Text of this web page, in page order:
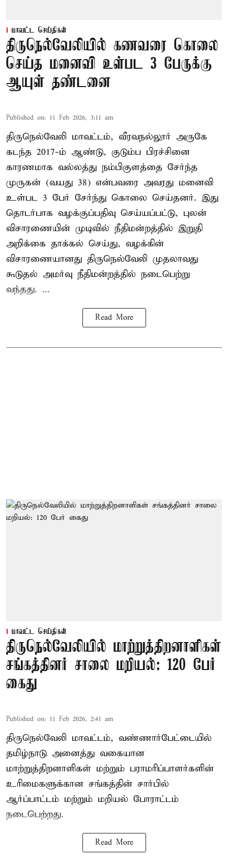
மாவட்ட செய்திகள்
திருநெல்வேலியில் கணவரை கொலை
செய்த மனைவி உள்பட 3 பேருக்கு
ஆயுள் தண்டனை
Published on: 11 Feb 2026, 3:11 am
திருநெல்வேலி மாவட்டம், வீரவநல்லூர் அருகே
கடந்த 2017-ம் ஆண்டு, குடும்ப பிரச்சினை
காரணமாக வல்லத்து நம்பிகுளத்தை சேர்ந்த
முருகன் (வயது 38) என்பவரை அவரது மனைவி
உள்பட 3 பேர் சேர்ந்து கொலை செய்தனர். இது
தொடர்பாக வழக்குப்பதிவு செய்யப்பட்டு, புலன்
விசாரணையின் முடிவில் நீதிமன்றத்தில் இறுதி
அறிக்கை தாக்கல் செய்து, வழக்கின்
விசாரணையானது திருநெல்வேலி முதலாவது
கூடுதல் அமர்வு நீதிமன்றத்தில் நடைபெற்று
வந்தது. ...
Read More
மாவட்ட செய்திகள்
திருநெல்வேலியில் மாற்றுத்திறனாளிகள்
சங்கத்தினர் சாலை மறியல்: 120 பேர்
கைது
Published on: 11 Feb 2026, 2:41 am
திருநெல்வேலி மாவட்டம், வண்ணார்பேட்டையில்
தமிழ்நாடு அனைத்து வகையான
மாற்றுத்திறனாளிகள் மற்றும் பராமரிப்பாளர்களின்
உரிமைகளுக்கான சங்கத்தின் சார்பில்
ஆர்ப்பாட்டம் மற்றும் மறியல் போராட்டம்
நடைபெற்றது.
Read More